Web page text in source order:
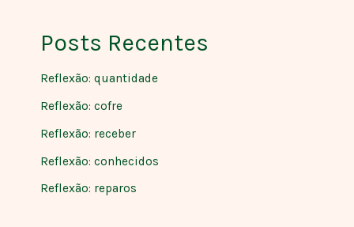
Posts Recentes
Reflexão: quantidade
Reflexão: cofre
Reflexão: receber
Reflexão: conhecidos
Reflexão: reparos